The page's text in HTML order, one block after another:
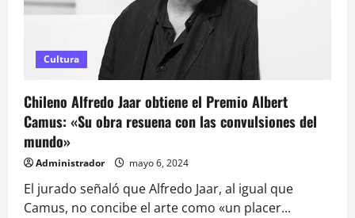
Cultura
Chileno Alfredo Jaar obtiene el Premio Albert
Camus: «Su obra resuena con las convulsiones del
mundo»
Administrador mayo 6, 2024
El jurado señaló que Alfredo Jaar, al igual que
Camus, no concibe el arte como «un placer...